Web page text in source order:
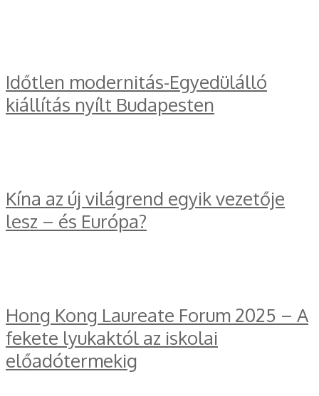
Időtlen modernitás-Egyedülálló
kiállítás nyílt Budapesten
Kína az új világrend egyik vezetője
lesz – és Európa?
Hong Kong Laureate Forum 2025 – A
fekete lyukaktól az iskolai
előadótermekig